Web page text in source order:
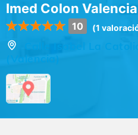
Imed Colon Valencia
10 (1
Calle Isabel La